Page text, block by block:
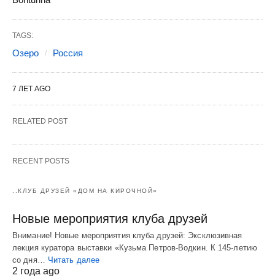
TAGS:
Озеро Россия
7 ЛЕТ AGO
RELATED POST
RECENT POSTS
..КЛУБ ДРУЗЕЙ «ДОМ НА КИРОЧНОЙ»
Новые мероприятия клуба друзей
Внимание! Новые мероприятия клуба друзей: Эксклюзивная
лекция куратора выставки «Кузьма Петров-Водкин. К 145-летию
со дня… Читать далее
2 года ago